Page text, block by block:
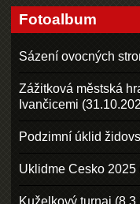
Fotoalbum
Sázení ovocných
Zážitková městská
Ivančicemi
Podzimní úklid
Uklidme Cesko 2025
Kuželkový turnaj